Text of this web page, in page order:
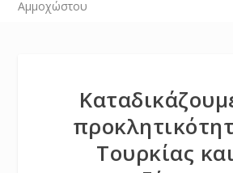
Αμμοχώστου
Τουρκίας